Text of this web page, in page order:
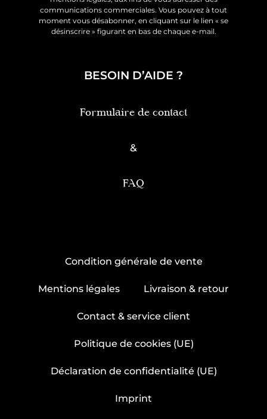
communications commerciales. Vous pouvez à tout
moment vous désabonner, en cliquant sur le lien « se
désinscrire » figurant en bas de chaque e-mail.
BESOIN D’AIDE ?
Formulaire de contact
&
FAQ
Condition générale de vente
Mentions légales Livraison & retour
Contact & service client
Politique de cookies (UE)
Déclaration de confidentialité (UE)
Imprint